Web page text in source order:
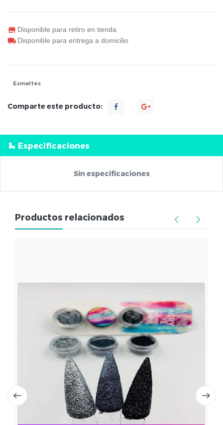
Disponible para retiro en tienda
Disponible para entrega a domicilio
Esmaltes
Comparte este producto:
Especificaciones
Sin especificaciones
Productos relacionados